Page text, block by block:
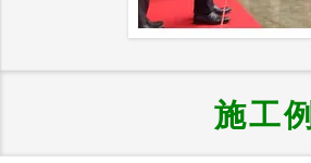
施工例